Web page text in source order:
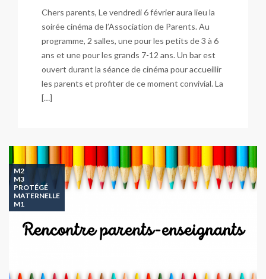
Chers parents, Le vendredi 6 février aura lieu la
soirée cinéma de l’Association de Parents. Au
programme, 2 salles, une pour les petits de 3 à 6
ans et une pour les grands 7-12 ans. Un bar est
ouvert durant la séance de cinéma pour accueillir
les parents et profiter de ce moment convivial. La
[…]
M2
M3
PROTÉGÉ
MATERNELLE
M1